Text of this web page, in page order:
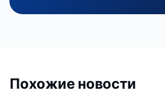
Похожие новости